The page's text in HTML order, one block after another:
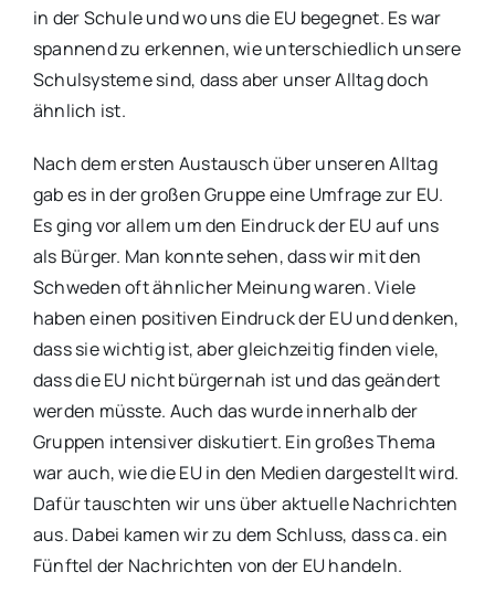
in der Schule und wo uns die EU begegnet. Es war
spannend zu erkennen, wie unterschiedlich unsere
Schulsysteme sind, dass aber unser Alltag doch
ähnlich ist.
Nach dem ersten Austausch über unseren Alltag
gab es in der großen Gruppe eine Umfrage zur EU.
Es ging vor allem um den Eindruck der EU auf uns
als Bürger. Man konnte sehen, dass wir mit den
Schweden oft ähnlicher Meinung waren. Viele
haben einen positiven Eindruck der EU und denken,
dass sie wichtig ist, aber gleichzeitig finden viele,
dass die EU nicht bürgernah ist und das geändert
werden müsste. Auch das wurde innerhalb der
Gruppen intensiver diskutiert. Ein großes Thema
war auch, wie die EU in den Medien dargestellt wird.
Dafür tauschten wir uns über aktuelle Nachrichten
aus. Dabei kamen wir zu dem Schluss, dass ca. ein
Fünftel der Nachrichten von der EU handeln.